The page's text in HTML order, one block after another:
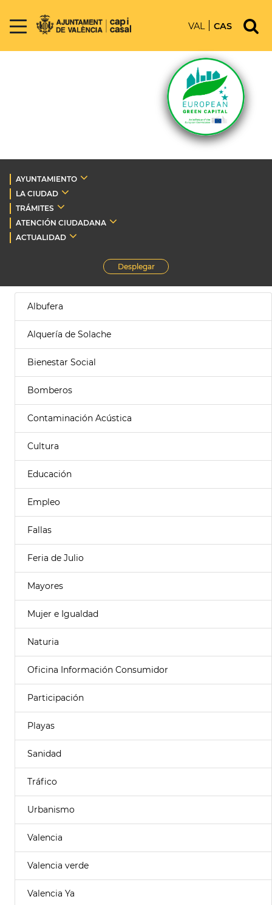
VAL CAS
AYUNTAMIENTO
LA CIUDAD
TRÁMITES
ATENCIÓN CIUDADANA
ACTUALIDAD
Desplegar
Albufera
Alquería de Solache
Bienestar Social
Bomberos
Contaminación Acústica
Cultura
Educación
Empleo
Fallas
Feria de Julio
Mayores
Mujer e Igualdad
Naturia
Oficina Información Consumidor
Participación
Playas
Sanidad
Tráfico
Urbanismo
Valencia
Valencia verde
Valencia Ya